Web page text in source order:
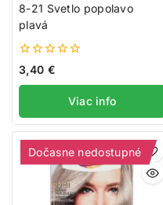
8-21 Svetlo popolavo
plavá
0
z
5
3,40 €
Viac info
Dočasne nedostupné